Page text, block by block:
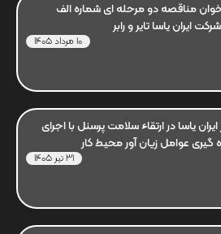
مناقصه دو مرحله ای شماره الف
10 مرداد 1405
یاسا در ارتقاء سلامت پرسنل با اجرای
گیری عوامل زیان آور محیط کار
31 تیر 1405